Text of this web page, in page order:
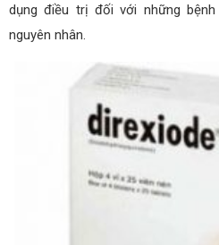
dụng điều trị đối với những
nguyên nhân.